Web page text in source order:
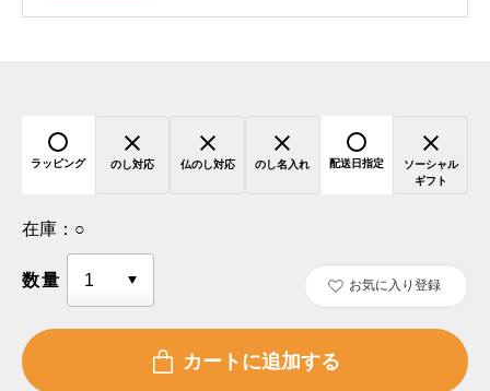
ラッピング のし対応 仏のし対応 のし名入れ 配送日指定
ソーシャル
ギフト
在庫： ○
数量 お気に入り登録